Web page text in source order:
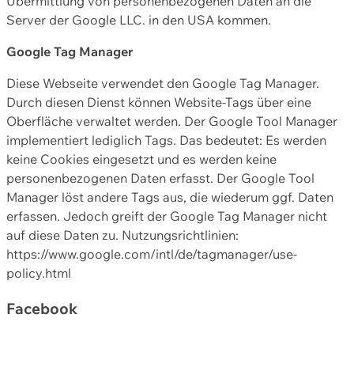
Server der Google LLC. in den USA kommen.
Google Tag Manager
Diese Webseite verwendet den Google Tag Manager.
Durch diesen Dienst können Website-Tags über eine
Oberfläche verwaltet werden. Der Google Tool Manager
implementiert lediglich Tags. Das bedeutet: Es werden
keine Cookies eingesetzt und es werden keine
personenbezogenen Daten erfasst. Der Google Tool
Manager löst andere Tags aus, die wiederum ggf. Daten
erfassen. Jedoch greift der Google Tag Manager nicht
auf diese Daten zu. Nutzungsrichtlinien:
https://www.google.com/intl/de/tagmanager/use-
policy.html
Facebook